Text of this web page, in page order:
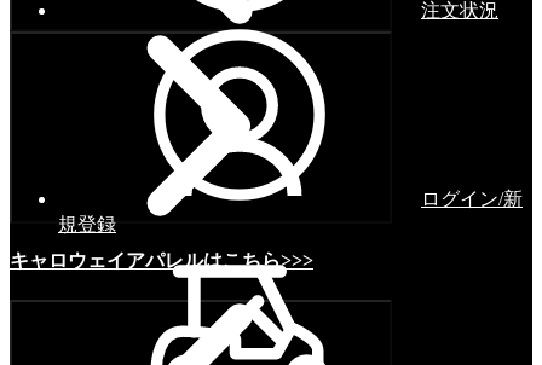
キャロウェイアパレルはこちら>>>
注文状況
ログイン/新
規登録